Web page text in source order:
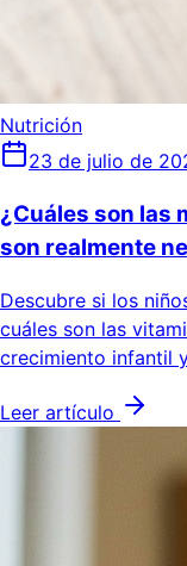
Nutrición
23 de julio de
¿Cuáles son las
son realmente
Descubre si los
cuáles son las
crecimiento infantil
Leer artículo